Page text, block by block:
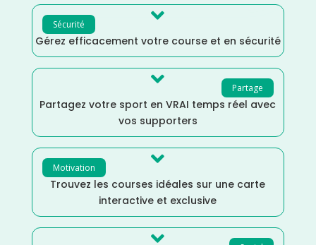
Sécurité 
Gérez efficacement votre course et en sécurité
Partage

Partagez votre sport en VRAI temps réel avec
vos supporters
Motivation 
Trouvez les courses idéales sur une carte
interactive et exclusive
